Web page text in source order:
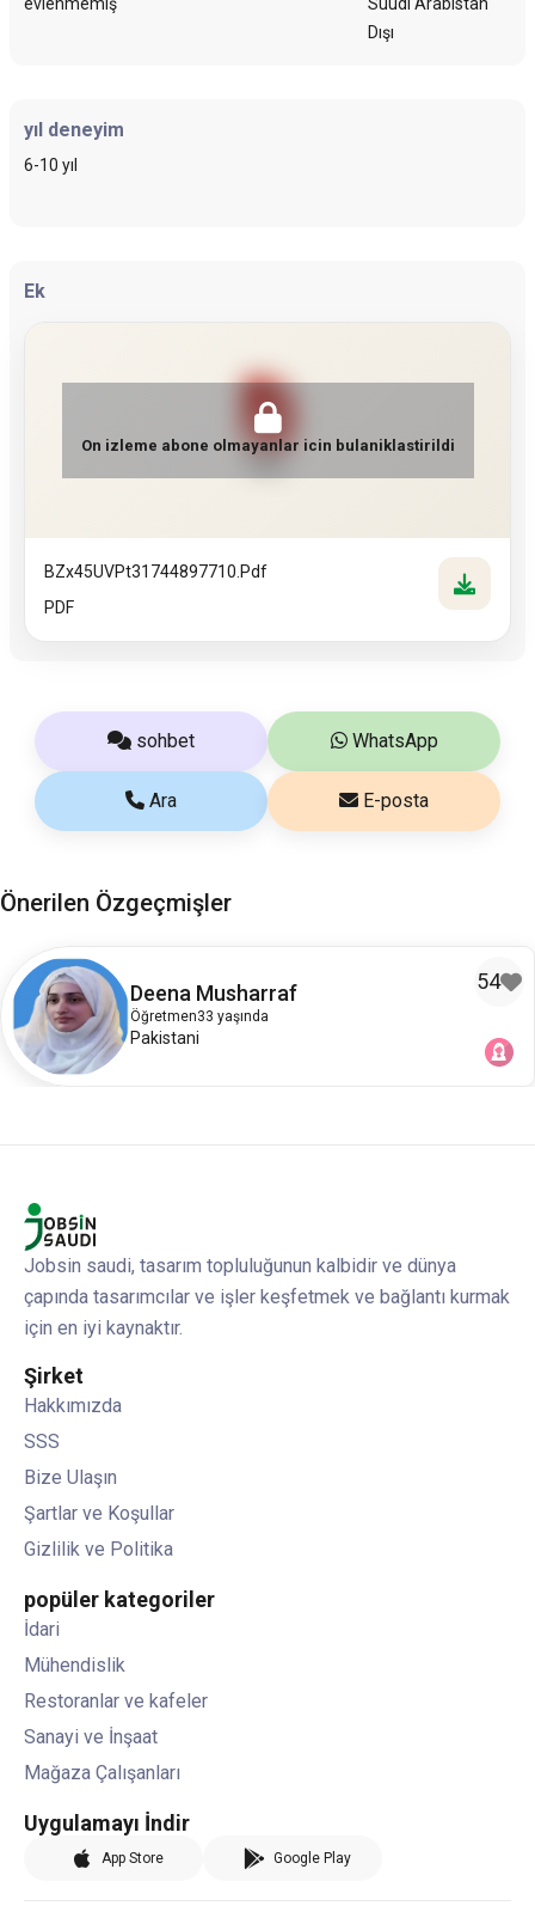
Dışı
yıl deneyim
6-10 yıl
Ek
On izleme abone olmayanlar icin bulaniklastirildi
BZx45UVPt31744897710.pdf
PDF
sohbet WhatsApp
Ara E-posta
Önerilen Özgeçmişler
Deena Musharraf
Öğretmen33 yaşında
Pakistani
54
Jobsin saudi, tasarım topluluğunun kalbidir ve dünya
çapında tasarımcılar ve işler keşfetmek ve bağlantı kurmak
için en iyi kaynaktır.
Şirket
Hakkımızda
SSS
Bize Ulaşın
Şartlar ve Koşullar
Gizlilik ve Politika
popüler kategoriler
İdari
Mühendislik
Restoranlar ve kafeler
Sanayi ve İnşaat
Mağaza Çalışanları
Uygulamayı İndir
App Store Google Play